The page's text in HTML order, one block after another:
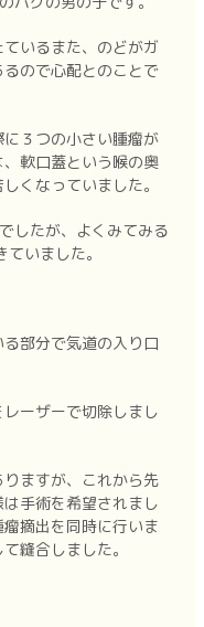
いるまた、のどがガ
ので心配とのことで
３つの小さい腫瘤が
軟口蓋という喉の奥
くなっていました。
したが、よくみてみる
いました。
部分で気道の入り口
ーザーで切除しまし
ますが、これから先
手術を希望されまし
摘出を同時に行いま
縫合しました。